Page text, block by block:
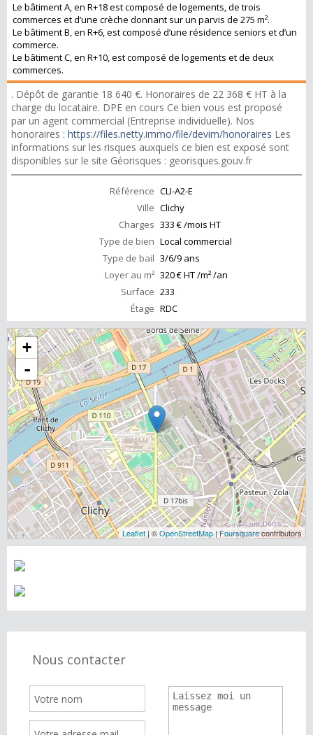
Le bâtiment A, en R+18 est composé de logements, de trois
commerces et d’une crèche donnant sur un parvis de 275 m².
Le bâtiment B, en R+6, est composé d’une résidence seniors et d’un
commerce.
Le bâtiment C, en R+10, est composé de logements et de deux
commerces.
. Dépôt de garantie 18 640 €. Honoraires de 22 368 € HT à la
charge du locataire. DPE en cours Ce bien vous est proposé
par un agent commercial (Entreprise individuelle). Nos
honoraires : https://files.netty.immo/file/devim/honoraires Les
informations sur les risques auxquels ce bien est exposé sont
disponibles sur le site Géorisques : georisques.gouv.fr
Référence CLI-A2-E
Ville Clichy
Charges 333 € /mois HT
Type de bien Local commercial
Type de bail 3/6/9 ans
Loyer au m² 320 € HT /m² /an
Surface 233
Étage RDC
+
-
Leaflet | ©OpenStreetMap|Foursquarecontributors
Nous contacter